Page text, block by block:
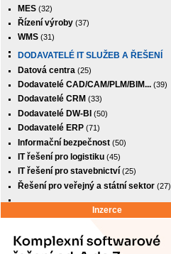
MES (32)
Řízení výroby (37)
WMS (31)
DODAVATELÉ IT SLUŽEB A ŘEŠENÍ
Datová centra (25)
Dodavatelé CAD/CAM/PLM/BIM... (39)
Dodavatelé CRM (33)
Dodavatelé DW-BI (50)
Dodavatelé ERP (71)
Informační bezpečnost (50)
IT řešení pro logistiku (45)
IT řešení pro stavebnictví (25)
Řešení pro veřejný a státní sektor (27)
Inzerce